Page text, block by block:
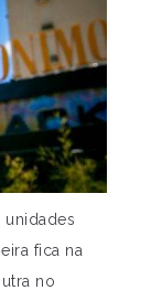
unidades
fica na
no